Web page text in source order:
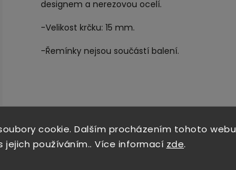
cookie. Dalším procházením tohoto webu
jejich používáním.. Více informací zde.
designem a nerezovou ocelí.
-Velikost krčku: 15 mm.
-Řemínky nejsou součástí balení.